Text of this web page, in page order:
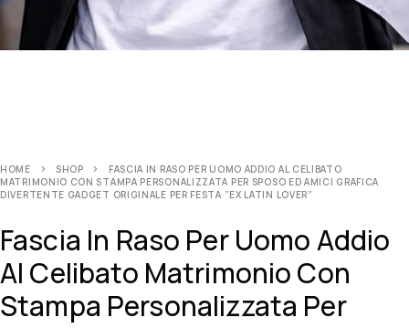
HOME SHOP
FASCIA IN RASO PER UOMO ADDIO AL CELIBATO
MATRIMONIO CON STAMPA PERSONALIZZATA PER SPOSO ED AMICI GRAFICA
DIVERTENTE GADGET ORIGINALE PER FESTA ”EX LATIN LOVER”
Fascia In Raso Per Uomo Addio
Al Celibato Matrimonio Con
Stampa Personalizzata Per